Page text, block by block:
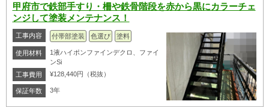
甲府市で鉄部手すり・柵や鉄骨階段を赤から黒にカラーチェ
ンジして塗装メンテナンス！
工事内容 付帯部塗装 色選び 塗料
使用材料
1液ハイポンファインデクロ、ファイ
ンSi
工事費用
¥128,440円（税抜）
保証年数 3年